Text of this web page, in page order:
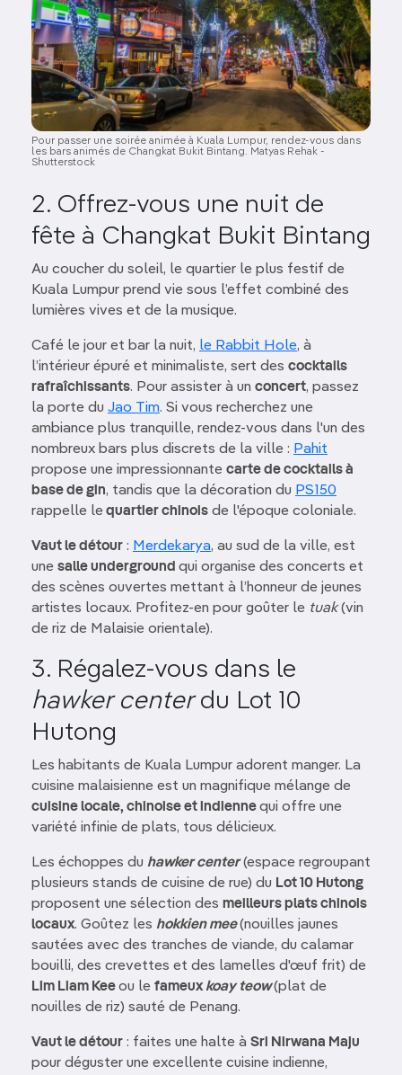
Pour passer une soirée animée à Kuala Lumpur, rendez-vous dans
les bars animés de Changkat Bukit Bintang. Matyas Rehak -
Shutterstock
2. Offrez-vous une nuit de
fête à Changkat Bukit Bintang
Au coucher du soleil, le quartier le plus festif de
Kuala Lumpur prend vie sous l’effet combiné des
lumières vives et de la musique.
Café le jour et bar la nuit, le Rabbit Hole, à
l’intérieur épuré et minimaliste, sert des cocktails
rafraîchissants. Pour assister à un concert, passez
la porte du Jao Tim. Si vous recherchez une
ambiance plus tranquille, rendez-vous dans l'un des
nombreux bars plus discrets de la ville : Pahit
propose une impressionnante carte de cocktails à
base de gin, tandis que la décoration du PS150
rappelle lequartier chinois de l'époque coloniale.
Vaut le détour : Merdekarya, au sud de la ville, est
une salle underground qui organise des concerts et
des scènes ouvertes mettant à l’honneur de jeunes
artistes locaux. Profitez-en pour goûter le tuak(vin
de riz de Malaisie orientale).
3. Régalez-vous dans le
hawker centerdu Lot 10
Hutong
Les habitants de Kuala Lumpur adorent manger. La
cuisine malaisienne est un magnifique mélange de
cuisine locale, chinoise et indiennequi offre une
variété infinie de plats, tous délicieux.
Les échoppes du hawker center(espace regroupant
plusieurs stands de cuisine de rue) du Lot 10 Hutong
proposent une sélection des meilleurs plats chinois
locaux. Goûtez les hokkien mee(nouilles jaunes
sautées avec des tranches de viande, du calamar
bouilli, des crevettes et des lamelles d'œuf frit) de
Lim Liam Keeou le fameuxkoay teow(plat de
nouilles de riz) sauté de Penang.
Vaut le détour : faites une halte à Sri Nirwana Maju
pour déguster une excellente cuisine indienne,